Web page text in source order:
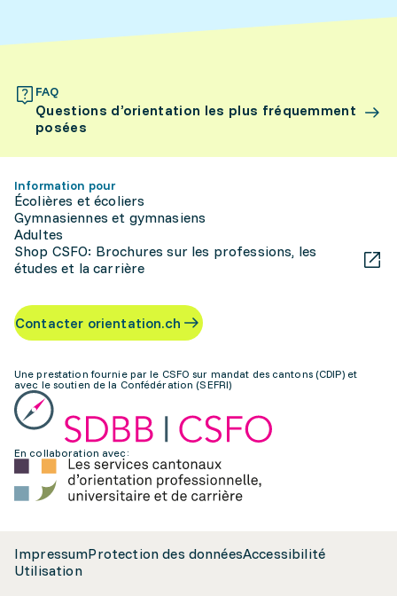
FAQ
Questions d’orientation les plus fréquemment
posées
Information pour
Écolières et écoliers
Gymnasiennes et gymnasiens
Adultes
Shop CSFO: Brochures sur les professions, les
études et la carrière
Contacter orientation.ch
Une prestation fournie par le CSFO sur mandat des cantons (CDIP) et
avec le soutien de la Confédération (SEFRI)
En collaboration avec:
ImpressumProtection des donnéesAccessibilité
Utilisation